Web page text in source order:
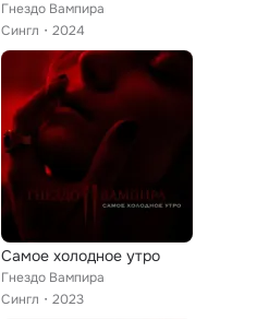
Гнездо Вампира
Сингл
2024
Самое холодное утро
Гнездо Вампира
Сингл
2023